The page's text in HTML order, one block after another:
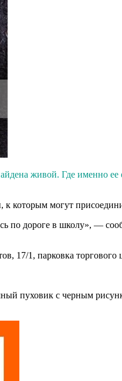
живой. Где именно
к которым могут
по дороге в школу», —
17/1, парковка торгового
пуховик с черным